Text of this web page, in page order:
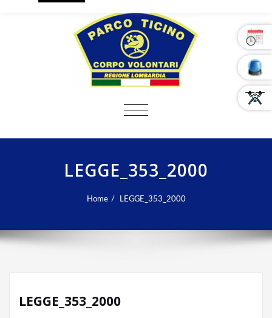
COMMUTA NAVIGAZIONE
LEGGE_353_2000
Home LEGGE_353_2000
LEGGE_353_2000